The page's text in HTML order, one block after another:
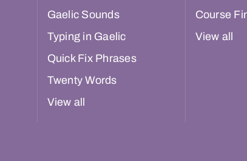
Gaelic Sounds
Typing in Gaelic
Quick Fix Phrases
Twenty Words
View all
Course
View all